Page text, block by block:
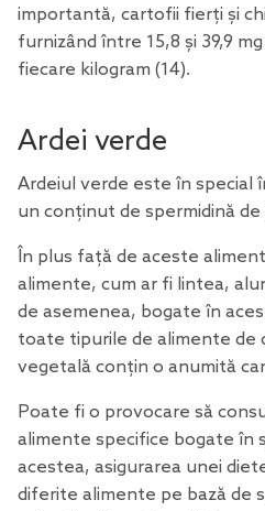
importantă, cartofii fierți și
furnizând între 15,8 și 39,9
fiecare kilogram (14).
Ardei verde
Ardeiul verde este în special
un conținut de spermidină
În plus față de aceste
alimente, cum ar fi lintea,
de asemenea, bogate în
toate tipurile de alimente de
vegetală conțin o anumită
Poate fi o provocare să
alimente specifice bogate în
acestea, asigurarea unei
diferite alimente pe bază de